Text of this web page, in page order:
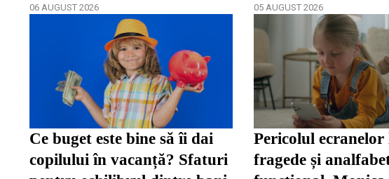
reacționeze părinții în fața
dependenței / video
06 AUGUST 2026 05 AUGUST 2026
Ce buget este bine să îi dai
copilului în vacanță? Sfaturi
Pericolul ecranelor
fragede și